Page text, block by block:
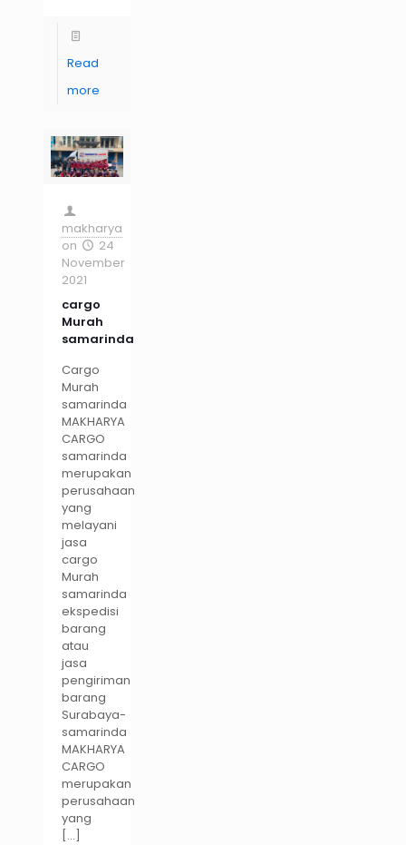
Read
more
makharya
on
24
November
2021
cargo
Murah
samarinda
Cargo
Murah
samarinda
MAKHARYA
CARGO
samarinda
merupakan
perusahaan
yang
melayani
jasa
cargo
Murah
samarinda
ekspedisi
barang
atau
jasa
pengiriman
barang
Surabaya-
samarinda
MAKHARYA
CARGO
merupakan
perusahaan
yang
[…]